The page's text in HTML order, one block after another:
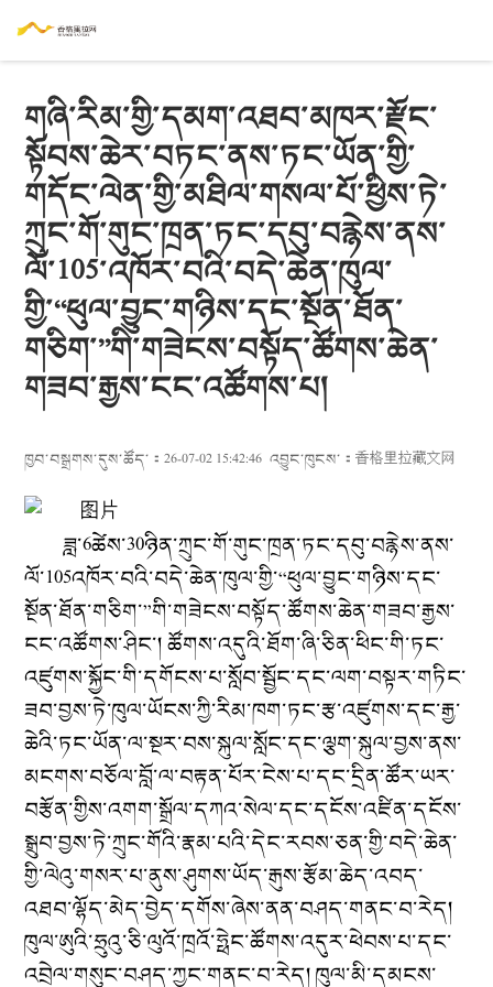
གཞི་རིམ་གྱི་དམག་འཐབ་མཁར་རྫོང་
སྟོབས་ཆེར་བཏང་ནས་ཏང་ཡོན་གྱི་
གདོང་ལེན་གྱི་མཐིལ་གསལ་པོ་ཕྱིས་ཏེ་
ཀྲུང་གོ་གུང་ཁྲན་ཏང་དབུ་བརྙེས་ནས་
ལོ་105་འཁོར་བའི་བདེ་ཆེན་ཁུལ་
གྱི་“ཕུལ་བྱུང་གཉིས་དང་སྔོན་ཐོན་
གཅིག་”གི་གཟེངས་བསྟོད་ཚོགས་ཆེན་
གཟབ་རྒྱས་ངང་འཚོགས་པ།
ཁྱབ་བསྒྲགས་དུས་ཚོད་：26-07-02 15:42:46 འབྱུང་ཁུངས་： 香格里拉藏文网
ཟླ་6ཚེས་30ཉིན་ཀྲུང་གོ་གུང་ཁྲན་ཏང་དབུ་བརྙེས་ནས་
ལོ་105འཁོར་བའི་བདེ་ཆེན་ཁུལ་གྱི་“ཕུལ་བྱུང་གཉིས་དང་
སྔོན་ཐོན་གཅིག་”གི་གཟེངས་བསྟོད་ཚོགས་ཆེན་གཟབ་རྒྱས་
ངང་འཚོགས་ཤིང་། ཚོགས་འདུའི་ཐོག་ཞི་ཅིན་ཕིང་གི་ཏང་
འཛུགས་སྐྱོང་གི་དགོངས་པ་སློབ་སྦྱོང་དང་ལག་བསྟར་གཏིང་
ཟབ་བྱས་ཏེ་ཁུལ་ཡོངས་ཀྱི་རིམ་ཁག་ཏང་རྩ་འཛུགས་དང་རྒྱ་
ཆེའི་ཏང་ཡོན་ལ་སྔར་བས་སྐུལ་སློང་དང་ལྕག་སྐུལ་བྱས་ནས་
མངགས་བཅོལ་བློ་ལ་བརྟན་པོར་ངེས་པ་དང་དྲིན་ཚོར་ཡར་
བརྩོན་གྱིས་འགག་སྒྲོལ་དཀའ་སེལ་དང་དངོས་འཛིན་དངོས་
སྒྲུབ་བྱས་ཏེ་ཀྲུང་གོའི་རྣམ་པའི་དེང་རབས་ཅན་གྱི་བདེ་ཆེན་
གྱི་ལེའུ་གསར་པ་ནུས་ཤུགས་ཡོད་རྒུས་རྩོམ་ཆེད་འབད་
འཐབ་ལྷོད་མེད་བྱེད་དགོས་ཞེས་ནན་བཤད་གནང་བ་རེད།
ཁུལ་ཨུའི་ཧྲུའུ་ཅི་ལུའོ་ཁྲའོ་ཧྥེང་ཚོགས་འདུར་ཕེབས་པ་དང་
འབྲེལ་གསུང་བཤད་ཀྱང་གནང་བ་རེད། ཁུལ་མི་དམངས་